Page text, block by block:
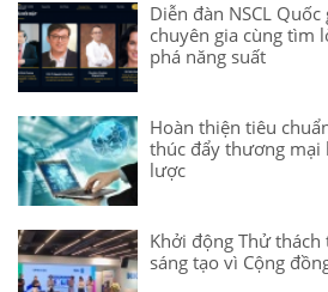
Diễn đàn NSCL
chuyên gia cùng tìm
phá năng suất
Hoàn thiện tiêu
thúc đẩy thương mại
lược
Khởi động Thử
sáng tạo vì Cộng